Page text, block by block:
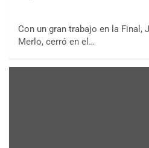
Con un gran trabajo en la Final,
Merlo, cerró en el…